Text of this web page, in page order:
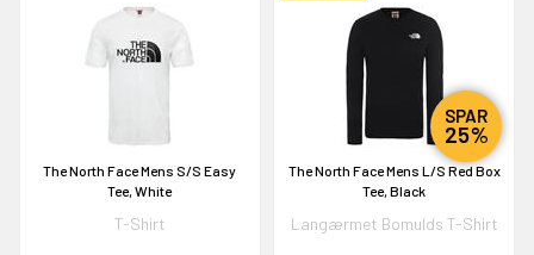
The North Face Mens S/S Easy
Tee, White
T-Shirt
SPAR
25%
The North Face Mens L/S Red Box
Tee, Black
Langærmet Bomulds T-Shirt
NEJ TAK!